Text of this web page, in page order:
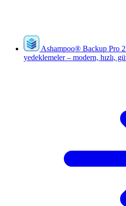
Ashampoo® Backup Pro
yedeklemeler – modern, hızlı,